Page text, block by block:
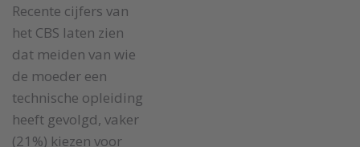
Recente cijfers van
het CBS laten zien
dat meiden van wie
de moeder een
technische opleiding
heeft gevolgd, vaker
(21%) kiezen voor